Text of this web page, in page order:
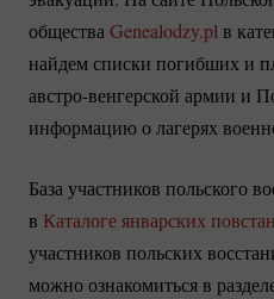
обществаGenealodzy.plв
найдем списки погибших и
австро-венгерской армии и
информацию о лагерях
База участников польского
в Каталоге январских
участников польских
можно ознакомиться в